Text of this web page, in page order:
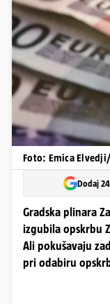
Foto: Emica Elvedji/
Dodaj
Gradska plinara
izgubila opskrbu
Ali pokušavaju
pri odabiru